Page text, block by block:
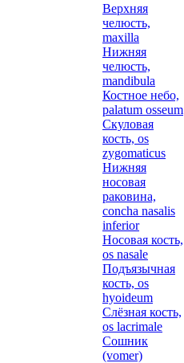
Верхняя
челюсть,
maxilla
Нижняя
челюсть,
mandibula
Костное небо,
palatum osseum
Скуловая
кость, os
zygomaticus
Нижняя
носовая
раковина,
concha nasalis
inferior
Носовая кость,
os nasale
Подъязычная
кость, os
hyoideum
Слёзная кость,
os lacrimale
Сошник
(vomer)